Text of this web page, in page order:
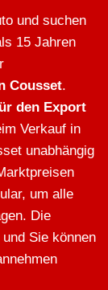
und suchen
15 Jahren
Cousset.
den Export
Verkauf in
unabhängig
um alle
Die
Sie können